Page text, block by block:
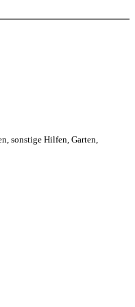
sonstige Hilfen, Garten,